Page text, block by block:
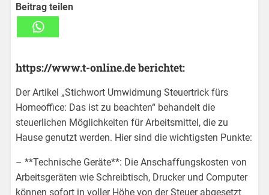
Beitrag teilen
https://www.t-online.de berichtet:
Der Artikel „Stichwort Umwidmung Steuertrick fürs
Homeoffice: Das ist zu beachten“ behandelt die
steuerlichen Möglichkeiten für Arbeitsmittel, die zu
Hause genutzt werden. Hier sind die wichtigsten Punkte:
– **Technische Geräte**: Die Anschaffungskosten von
Arbeitsgeräten wie Schreibtisch, Drucker und Computer
können sofort in voller Höhe von der Steuer abgesetzt